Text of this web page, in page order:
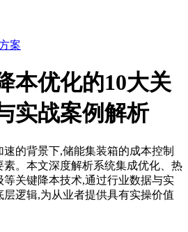
案
本优化的10大关
实战案例解析
的背景下,储能集装箱的成本控制
。本文深度解析系统集成优化、热
关键降本技术,通过行业数据与实
逻辑,为从业者提供具有实操价值